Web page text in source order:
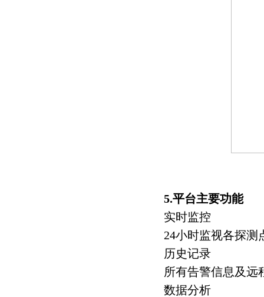
5.平台主要功能
实时监控
24小时监视各探测
历史记录
所有告警信息及远
数据分析